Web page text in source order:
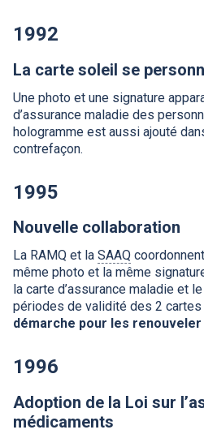
1992
La carte soleil se
Une photo et une signature
d’assurance maladie des
hologramme est aussi ajouté
contrefaçon.
1995
Nouvelle collaboration
La RAMQ et la SAAQ
même photo et la même
la carte d’assurance maladie et
périodes de validité des 2
démarche pour les
1996
Adoption de la Loi sur
médicaments